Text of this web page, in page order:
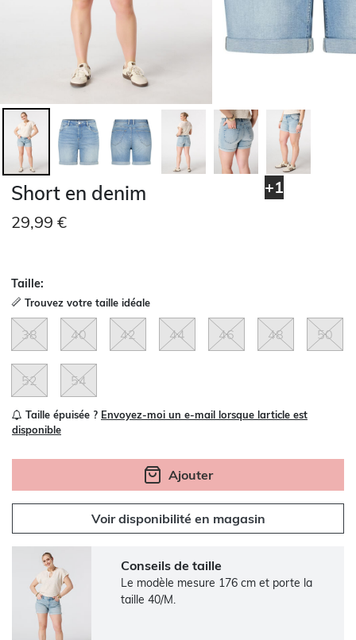
+1
Short en denim
29,99 €
Taille:
Trouvez votre taille idéale
38 40 42 44 46 48 50
52 54
Taille épuisée ? Envoyez-moi un e-mail lorsque larticle est
disponible
Ajouter
Voir disponibilité en magasin
Conseils de taille
Le modèle mesure 176 cm et porte la
taille 40/M.